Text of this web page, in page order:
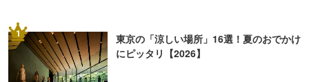
1
東京の「涼しい場所」16選！夏のおでかけ
にピッタリ【2026】